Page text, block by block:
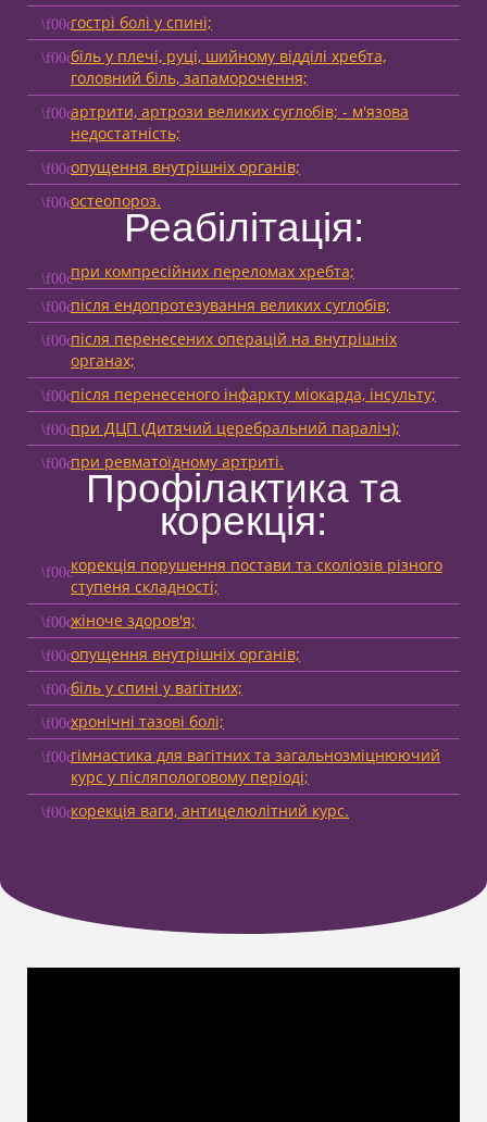
гострі болі у спині;
біль у плечі, руці, шийному відділі хребта,
головний біль, запаморочення;
артрити, артрози великих суглобів; - м'язова
недостатність;
опущення внутрішніх органів;
остеопороз.
Реабілітація:
при компресійних переломах хребта;
після ендопротезування великих суглобів;
після перенесених операцій на внутрішніх
органах;
після перенесеного інфаркту міокарда, інсульту;
при ДЦП (Дитячий церебральний параліч);
при ревматоїдному артриті.
Профілактика та
корекція:
корекція порушення постави та сколіозів різного
ступеня складності;
жіноче здоров'я;
опущення внутрішніх органів;
біль у спині у вагітних;
хронічні тазові болі;
гімнастика для вагітних та загальнозміцнюючий
курс у післяпологовому періоді;
корекція ваги, антицелюлітний курс.